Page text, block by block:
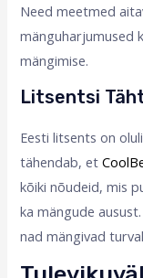
Need meetmed
mänguharjumused
mängimise.
Litsentsi
Eesti litsents on
tähendab, et
kõiki nõudeid, mis
ka mängude
nad mängivad